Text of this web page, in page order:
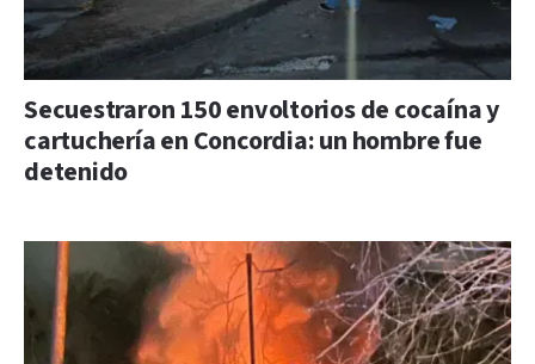
Secuestraron 150 envoltorios de cocaína y
cartuchería en Concordia: un hombre fue
detenido